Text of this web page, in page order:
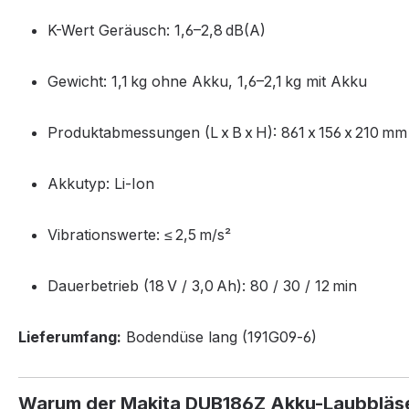
K-Wert Geräusch: 1,6–2,8 dB(A)
Gewicht: 1,1 kg ohne Akku, 1,6–2,1 kg mit Akku
Produktabmessungen (L x B x H): 861 x 156 x 210 mm
Akkutyp: Li‑Ion
Vibrationswerte: ≤ 2,5 m/s²
Dauerbetrieb (18 V / 3,0 Ah): 80 / 30 / 12 min
Lieferumfang: Bodendüse lang (191G09‑6)
Warum der Makita DUB186Z Akku-